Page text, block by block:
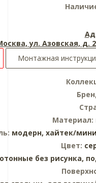
ул. Азовская, д.
Монтажная
Материал:
модерн, хайтек/
Цвет:
без рисунка,